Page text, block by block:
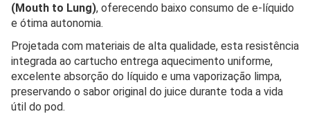
(Mouth to Lung), oferecendo baixo consumo de e-líquido
e ótima autonomia.
Projetada com materiais de alta qualidade, esta resistência
integrada ao cartucho entrega aquecimento uniforme,
excelente absorção do líquido e uma vaporização limpa,
preservando o sabor original do juice durante toda a vida
útil do pod.